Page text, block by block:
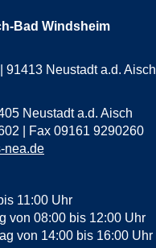
Bad Windsheim
91413 Neustadt a.d. Aisch
Neustadt a.d. Aisch
| Fax 09161 9290260
nea.de
11:00 Uhr
von 08:00 bis 12:00 Uhr
von 14:00 bis 16:00 Uhr